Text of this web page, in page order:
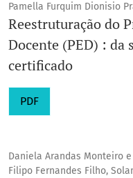
Pamella Furquim Dionisio
Reestruturação do
Docente (PED) : da
certificado
PDF
Daniela Arandas Monteiro
Filipo Fernandes Filho,